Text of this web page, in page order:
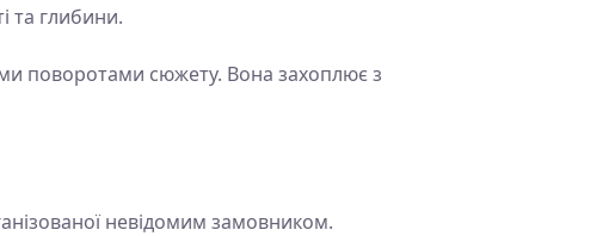
та глибини.
поворотами сюжету. Вона захоплює з
невідомим замовником.